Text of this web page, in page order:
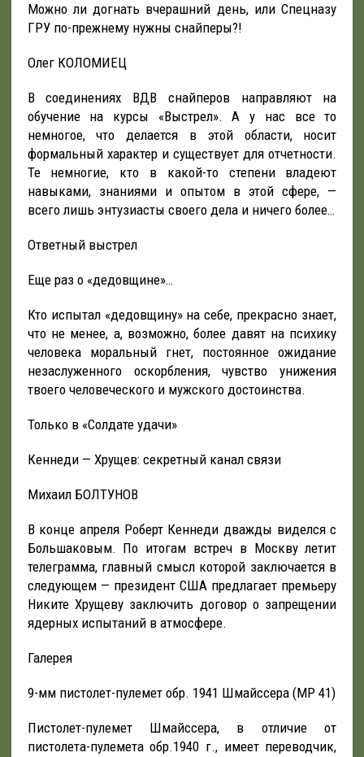
Можно ли догнать вчерашний день, или Спецназу
ГРУ по-прежнему нужны снайперы?!
Олег КОЛОМИЕЦ
В соединениях ВДВ снайперов направляют на
обучение на курсы «Выстрел». А у нас все то
немногое, что делается в этой области, носит
формальный характер и существует для отчетности.
Те немногие, кто в какой-то степени владеют
навыками, знаниями и опытом в этой сфере, —
всего лишь энтузиасты своего дела и ничего более…
Ответный выстрел
Еще раз о «дедовщине»…
Кто испытал «дедовщину» на себе, прекрасно знает,
что не менее, а, возможно, более давят на психику
человека моральный гнет, постоянное ожидание
незаслуженного оскорбления, чувство унижения
твоего человеческого и мужского достоинства.
Только в «Солдате удачи»
Кеннеди — Хрущев: секретный канал связи
Михаил БОЛТУНОВ
В конце апреля Роберт Кеннеди дважды виделся с
Большаковым. По итогам встреч в Москву летит
телеграмма, главный смысл которой заключается в
следующем — президент США предлагает премьеру
Никите Хрущеву заключить договор о запрещении
ядерных испытаний в атмосфере.
Галерея
9-мм пистолет-пулемет обр. 1941 Шмайссера (МР 41)
Пистолет-пулемет Шмайссера, в отличие от
пистолета-пулемета обр.1940 г., имеет переводчик,